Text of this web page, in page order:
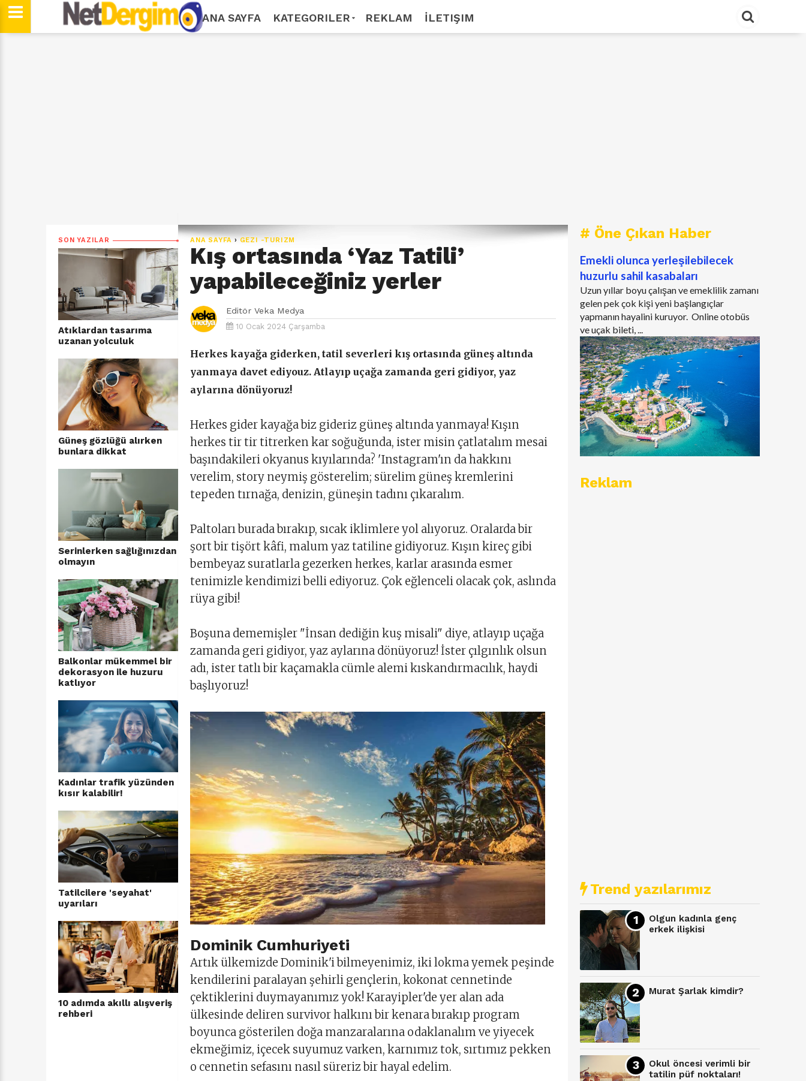
ANA SAYFA KATEGORILER REKLAM İLETIŞIM
SON YAZILAR
Atıklardan tasarıma
uzanan yolculuk
Güneş gözlüğü alırken
bunlara dikkat
Serinlerken sağlığınızdan
olmayın
Balkonlar mükemmel bir
dekorasyon ile huzuru
katlıyor
Kadınlar trafik yüzünden
kısır kalabilir!
Tatilcilere 'seyahat'
uyarıları
10 adımda akıllı alışveriş
rehberi
ANA SAYFA › GEZI -TURIZM
Kış ortasında ‘Yaz Tatili’
yapabileceğiniz yerler
Editör Veka Medya
10 Ocak 2024 Çarşamba
Herkes kayağa giderken, tatil severleri kış ortasında güneş altında
yanmaya davet ediyouz. Atlayıp uçağa zamanda geri gidiyor, yaz
aylarına dönüyoruz!
Herkes gider kayağa biz gideriz güneş altında yanmaya! Kışın
herkes tir tir titrerken kar soğuğunda, ister misin çatlatalım mesai
başındakileri okyanus kıyılarında? 'Instagram'ın da hakkını
verelim, story neymiş gösterelim; sürelim güneş kremlerini
tepeden tırnağa, denizin, güneşin tadını çıkaralım.
Paltoları burada bırakıp, sıcak iklimlere yol alıyoruz. Oralarda bir
şort bir tişört kâfi, malum yaz tatiline gidiyoruz. Kışın kireç gibi
bembeyaz suratlarla gezerken herkes, karlar arasında esmer
tenimizle kendimizi belli ediyoruz. Çok eğlenceli olacak çok, aslında
rüya gibi!
Boşuna dememişler "İnsan dediğin kuş misali" diye, atlayıp uçağa
zamanda geri gidiyor, yaz aylarına dönüyoruz! İster çılgınlık olsun
adı, ister tatlı bir kaçamakla cümle alemi kıskandırmacılık, haydi
başlıyoruz!
Dominik Cumhuriyeti
Artık ülkemizde Dominik'i bilmeyenimiz, iki lokma yemek peşinde
kendilerini paralayan şehirli gençlerin, kokonat cennetinde
çektiklerini duymayanımız yok! Karayipler'de yer alan ada
ülkesinde deliren survivor halkını bir kenara bırakıp program
boyunca gösterilen doğa manzaralarına odaklanalım ve yiyecek
ekmeğimiz, içecek suyumuz varken, karnımız tok, sırtımız pekken
o cennetin sefasını nasıl süreriz bir hayal edelim.
# Öne Çıkan Haber
Emekli olunca yerleşilebilecek
huzurlu sahil kasabaları
Uzun yıllar boyu çalışan ve emeklilik zamanı
gelen pek çok kişi yeni başlangıçlar
yapmanın hayalini kuruyor. Online otobüs
ve uçak bileti, ...
Reklam
Trend yazılarımız
Olgun kadınla genç
erkek ilişkisi
Murat Şarlak kimdir?
Okul öncesi verimli bir
tatilin püf noktaları!